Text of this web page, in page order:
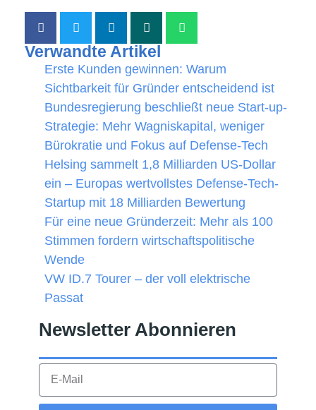
Verwandte Artikel
Erste Kunden gewinnen: Warum
Sichtbarkeit für Gründer entscheidend ist
Bundesregierung beschließt neue Start-up-
Strategie: Mehr Wagniskapital, weniger
Bürokratie und Fokus auf Defense-Tech
Helsing sammelt 1,8 Milliarden US-Dollar
ein – Europas wertvollstes Defense-Tech-
Startup mit 18 Milliarden Bewertung
Für eine neue Gründerzeit: Mehr als 100
Stimmen fordern wirtschaftspolitische
Wende
VW ID.7 Tourer – der voll elektrische
Passat
Newsletter Abonnieren​